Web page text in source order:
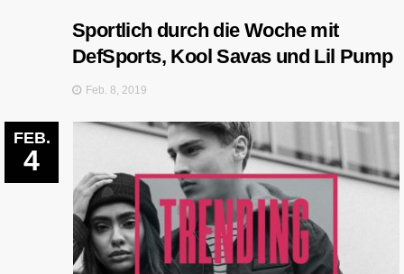
Sportlich durch die Woche mit
DefSports, Kool Savas und Lil Pump
Feb. 8, 2019
FEB.
4